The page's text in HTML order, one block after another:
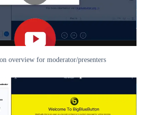
overview for moderator/presenters